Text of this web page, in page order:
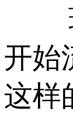
现
开始
这样